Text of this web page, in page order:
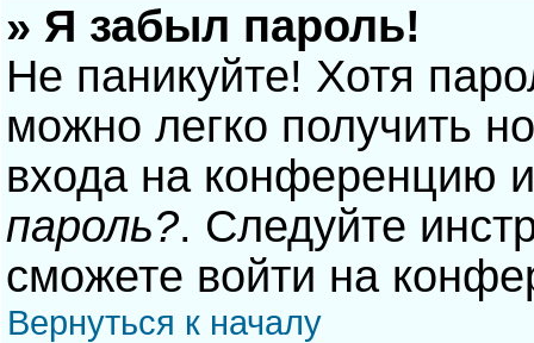
» Я забыл пароль!
Не паникуйте! Хотя
можно легко получить
входа на конференцию
пароль?. Следуйте
сможете войти на
Вернуться к началу